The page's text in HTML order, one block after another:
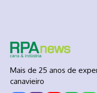
Mais de 25 anos de
canavieiro